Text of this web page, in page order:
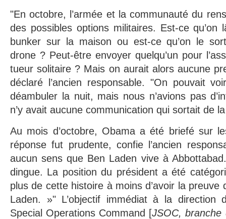
"En octobre, l’armée et la communauté du
des possibles options militaires. Est-ce qu’on
bunker sur la maison ou est-ce qu’on le
drone ? Peut-être envoyer quelqu’un pour
tueur solitaire ? Mais on aurait alors aucune
déclaré l’ancien responsable. "On pouvait
déambuler la nuit, mais nous n’avions pas
n’y avait aucune communication qui sortait de
Au mois d’octobre, Obama a été briefé sur
réponse fut prudente, confie l’ancien
aucun sens que Ben Laden vive à
dingue. La position du président a été
plus de cette histoire à moins d’avoir la preuve
Laden. »" L’objectif immédiat à la
Special Operations Command [JSOC,